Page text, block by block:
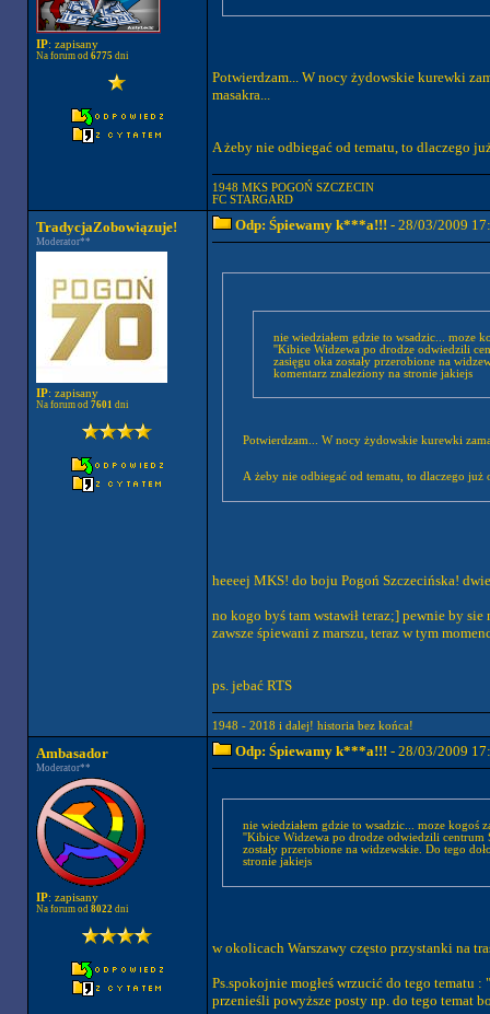
IP: zapisany
Na forum od 6775dni
Potwierdzam... W nocy żydowskie kurewki
masakra...
A żeby nie odbiegać od tematu, to dlaczego
1948 MKS POGOŃ SZCZECIN
FC STARGARD
TradycjaZobowiązuje!
Moderator**
IP: zapisany
Na forum od 7601 dni
Odp: Śpiewamy k***a!!! - 28/03/2009
nie wiedziałem gdzie to wsadzic... moze
''Kibice Widzewa po drodze odwiedzili
zasięgu oka zostały przerobione na
komentarz znaleziony na stronie jakiejs
Potwierdzam... W nocy żydowskie kurewki
A żeby nie odbiegać od tematu, to dlaczego już
heeeej MKS! do boju Pogoń Szczecińska!
no kogo byś tam wstawił teraz;] pewnie by
zawsze śpiewani z marszu, teraz w tym
ps. jebać RTS
1948 - 2018 i dalej! historia bez końca!
Ambasador
Moderator**
IP: zapisany
Na forum od 8022dni
Odp: Śpiewamy k***a!!! - 28/03/2009
nie wiedziałem gdzie to wsadzic... moze kogoś
''Kibice Widzewa po drodze odwiedzili centrum
zostały przerobione na widzewskie. Do tego
stronie jakiejs
w okolicach Warszawy często przystanki na
Ps.spokojnie mogłeś wrzucić do tego
przenieśli powyższe posty np. do tego temat